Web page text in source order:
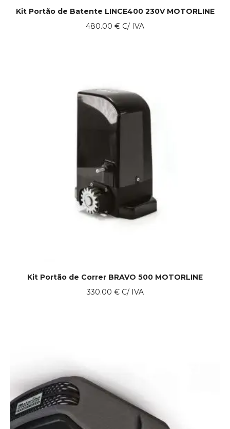
Kit Portão de Batente LINCE400 230V MOTORLINE
480.00 € C/ IVA
Kit Portão de Correr BRAVO 500 MOTORLINE
330.00 €C/ IVA